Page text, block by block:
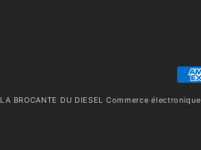
de
LA BROCANTE DU DIESEL Commerce